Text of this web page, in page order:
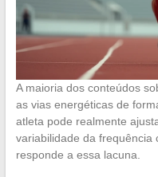
A maioria dos conteúdos
as vias energéticas de
atleta pode realmente
variabilidade da frequência
responde a essa lacuna.